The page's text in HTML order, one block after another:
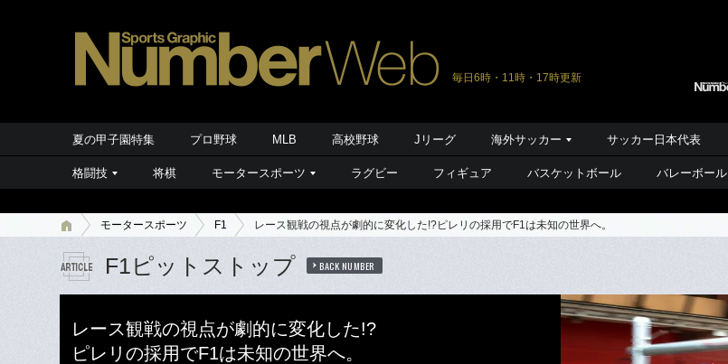
毎日6時・11時・17時更新
夏の甲子園特集 プロ野球 MLB 高校野球 Jリーグ 海外サッカー サッカー日本代表
格闘技 将棋 モータースポーツ ラグビー フィギュア バスケットボール バレーボール
モータースポーツ F1 レース観戦の視点が劇的に変化した!?ピレリの採用でF1は未知の世界へ。
F1ピットストップ BACK NUMBER
レース観戦の視点が劇的に変化した!?
ピレリの採用でF1は未知の世界へ。